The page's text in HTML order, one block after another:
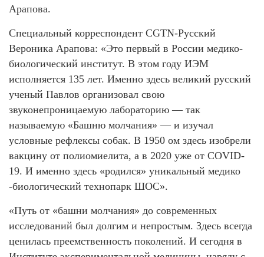
Арапова.
Специальный корреспондент CGTN-Русский
Вероника Арапова: «Это первый в России медико-
биологический институт. В этом году ИЭМ
исполняется 135 лет. Именно здесь великий русский
ученый Павлов организовал свою
звуконепроницаемую лабораторию — так
называемую «Башню молчания» — и изучал
условные рефлексы собак. В 1950 ом здесь изобрели
вакцину от полиомиелита, а в 2020 уже от COVID-
19. И именно здесь «родился» уникальный медико
-биологический технопарк ШОС».
«Путь от «башни молчания» до современных
исследований был долгим и непростым. Здесь всегда
ценилась преемственность поколений. И сегодня в